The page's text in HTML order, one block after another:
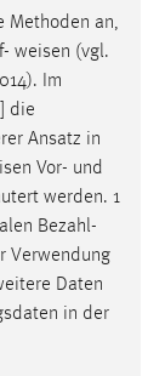
Methoden an,
weisen (vgl.
Im
die
Ansatz in
Vor- und
werden. 1
Bezahl-
Verwendung
Daten
in der